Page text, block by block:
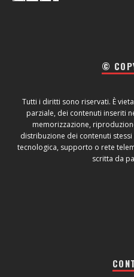
©
Tutti i diritti sono riservati. È
parziale, dei contenuti inseriti
memorizzazione,
distribuzione dei contenuti
tecnologica, supporto o rete
scritta da